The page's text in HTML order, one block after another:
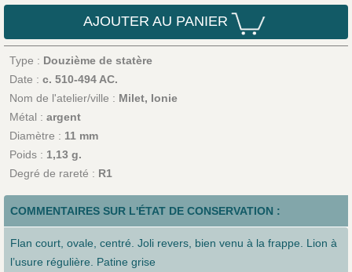
AJOUTER AU PANIER
Type : Douzième de statère
Date : c. 510-494 AC.
Nom de l'atelier/ville : Milet, Ionie
Métal : argent
Diamètre : 11 mm
Poids : 1,13 g.
Degré de rareté : R1
COMMENTAIRES SUR L'ÉTAT DE CONSERVATION :
Flan court, ovale, centré. Joli revers, bien venu à la frappe. Lion à
l’usure régulière. Patine grise